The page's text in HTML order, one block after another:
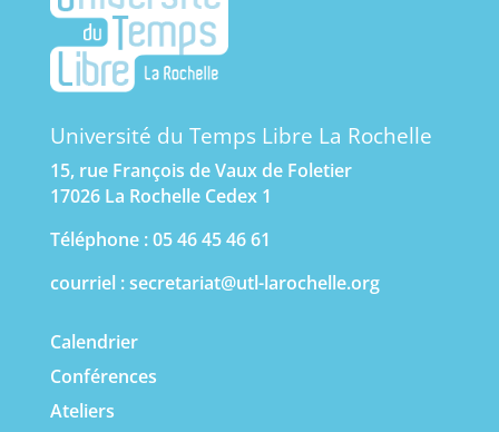
Université du Temps Libre La Rochelle
15, rue François de Vaux de Foletier
17026 La Rochelle Cedex 1
Téléphone : 05 46 45 46 61
courriel :secretariat@utl-larochelle.org
Calendrier
Conférences
Ateliers